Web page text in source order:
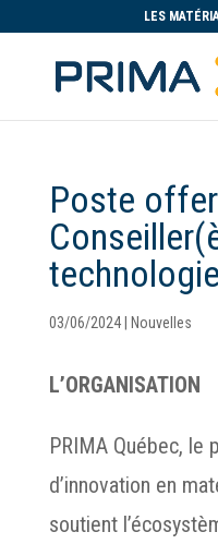
LES
Poste
03/06/2024| Nouvelles
L’ORGANISATION
PRIMA Québec, le
d’innovation en
soutient